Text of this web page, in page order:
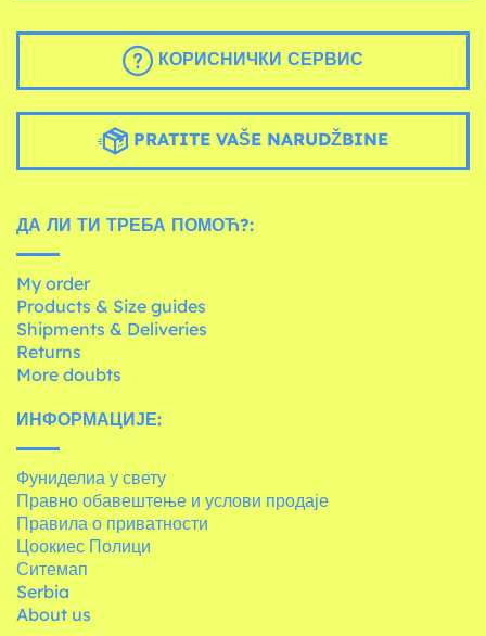
КОРИСНИЧКИ СЕРВИС
PRATITE VAŠE NARUDŽBINE
ДА ЛИ ТИ ТРЕБА ПОМОЋ?:
My order
Products & Size guides
Shipments & Deliveries
Returns
More doubts
ИНФОРМАЦИЈЕ:
Фуниделиа у свету
Правно обавештење и услови продаје
Правила о приватности
Цоокиес Полици
Ситемап
Serbia
About us